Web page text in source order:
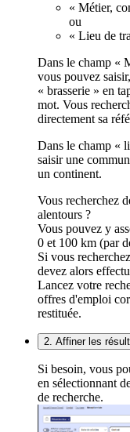
« Métier,
ou
« Lieu de
Dans le champ «
vous pouvez
« brasserie » en
mot. Vous
directement sa
Dans le champ «
saisir une
un continent.
Vous recherchez
alentours ?
Vous pouvez y
0 et 100 km (par
Si vous
devez alors
Lancez votre
offres d'emploi
restituée.
2. Affiner les
Si besoin, vous
en sélectionnant
de recherche.